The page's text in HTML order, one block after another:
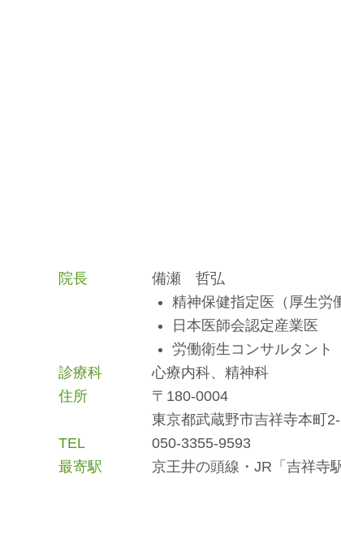
院長
備瀬 哲弘
精神保健指定医（厚生労
日本医師会認定産業医
労働衛生コンサルタント
診療科
心療内科、精神科
住所
〒180-0004
東京都武蔵野市吉祥寺本町
TEL
050-3355-9593
最寄駅
京王井の頭線・JR「吉祥寺